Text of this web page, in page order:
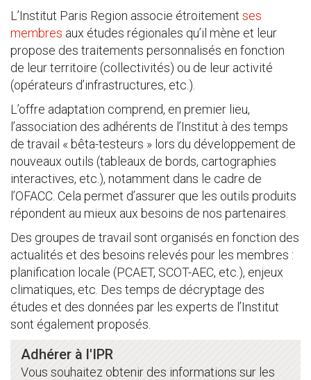
L’Institut Paris Region associe étroitement ses
membres aux études régionales qu’il mène et leur
propose des traitements personnalisés en fonction
de leur territoire (collectivités) ou de leur activité
(opérateurs d’infrastructures, etc.).
L’offre adaptation comprend, en premier lieu,
l’association des adhérents de l’Institut à des temps
de travail « bêta-testeurs » lors du développement de
nouveaux outils (tableaux de bords, cartographies
interactives, etc.), notamment dans le cadre de
l’OFACC. Cela permet d’assurer que les outils produits
répondent au mieux aux besoins de nos partenaires.
Des groupes de travail sont organisés en fonction des
actualités et des besoins relevés pour les membres :
planification locale (PCAET, SCOT-AEC, etc.), enjeux
climatiques, etc. Des temps de décryptage des
études et des données par les experts de l’Institut
sont également proposés.
Adhérer à l'IPR
Vous souhaitez obtenir des informations sur les